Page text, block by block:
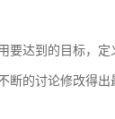
要达到的目标，
断的讨论修改得